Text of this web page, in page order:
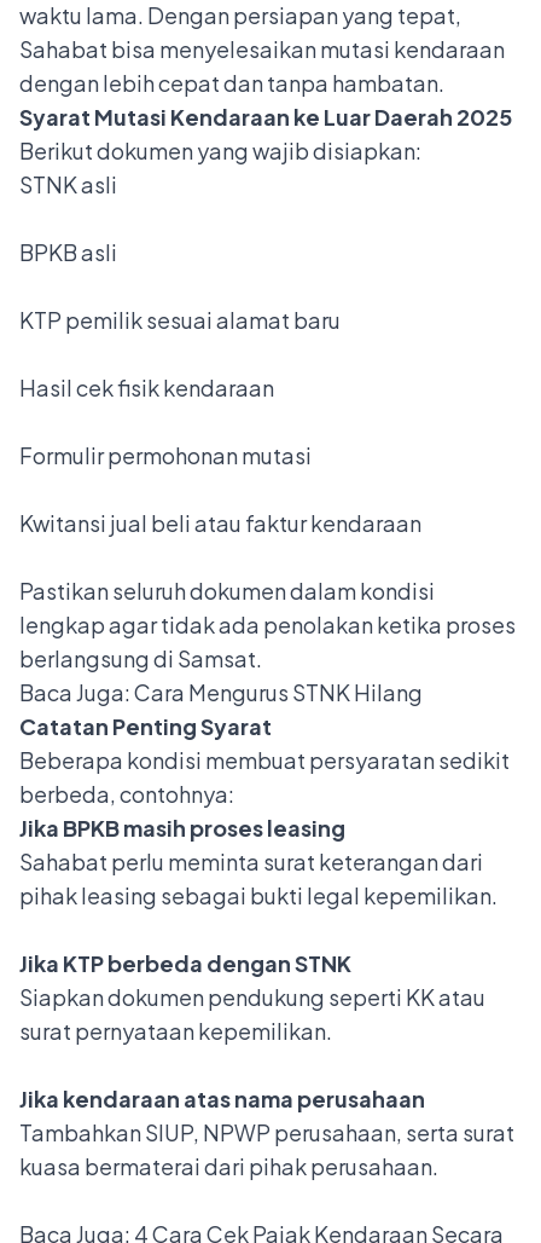
waktu lama. Dengan persiapan yang tepat,
Sahabat bisa menyelesaikan mutasi kendaraan
dengan lebih cepat dan tanpa hambatan.
Syarat Mutasi Kendaraan ke Luar Daerah 2025
Berikut dokumen yang wajib disiapkan:
STNK asli
BPKB asli
KTP pemilik sesuai alamat baru
Hasil cek fisik kendaraan
Formulir permohonan mutasi
Kwitansi jual beli atau faktur kendaraan
Pastikan seluruh dokumen dalam kondisi
lengkap agar tidak ada penolakan ketika proses
berlangsung di Samsat.
Baca Juga:Cara Mengurus STNK Hilang
Catatan Penting Syarat
Beberapa kondisi membuat persyaratan sedikit
berbeda, contohnya:
Jika BPKB masih proses leasing
Sahabat perlu meminta surat keterangan dari
pihak leasing sebagai bukti legal kepemilikan.
Jika KTP berbeda dengan STNK
Siapkan dokumen pendukung seperti KK atau
surat pernyataan kepemilikan.
Jika kendaraan atas nama perusahaan
Tambahkan SIUP, NPWP perusahaan, serta surat
kuasa bermaterai dari pihak perusahaan.
Baca Juga: 4 Cara Cek Pajak Kendaraan Secara